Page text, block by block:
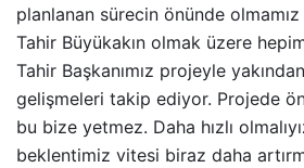
planlanan sürecin önünde olmamız
Tahir Büyükakın olmak üzere
Tahir Başkanımız projeyle
gelişmeleri takip ediyor. Projede
bu bize yetmez. Daha hızlı
beklentimiz vitesi biraz daha